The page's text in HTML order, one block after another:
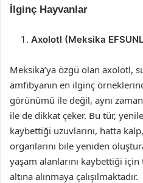
İlginç Hayvanlar
Axolotl (Meksika
Meksika’ya özgü olan axolotl,
amfibyanın en ilginç
görünümü ile değil, aynı
ile de dikkat çeker. Bu tür,
kaybettiği uzuvlarını, hatta
organlarını bile yeniden
yaşam alanlarını kaybettiği
altına alınmaya çalışılmaktadır.